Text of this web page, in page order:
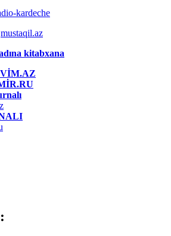
kardeche
mustaqil.az
kitabxana